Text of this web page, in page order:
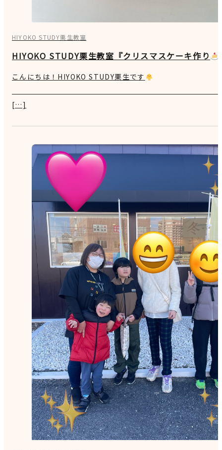
HIYOKO STUDY栗生教室
HIYOKO STUDY栗生教室『クリスマスケーキ作り
こんにちは！HIYOKO STUDY栗生です
[…]